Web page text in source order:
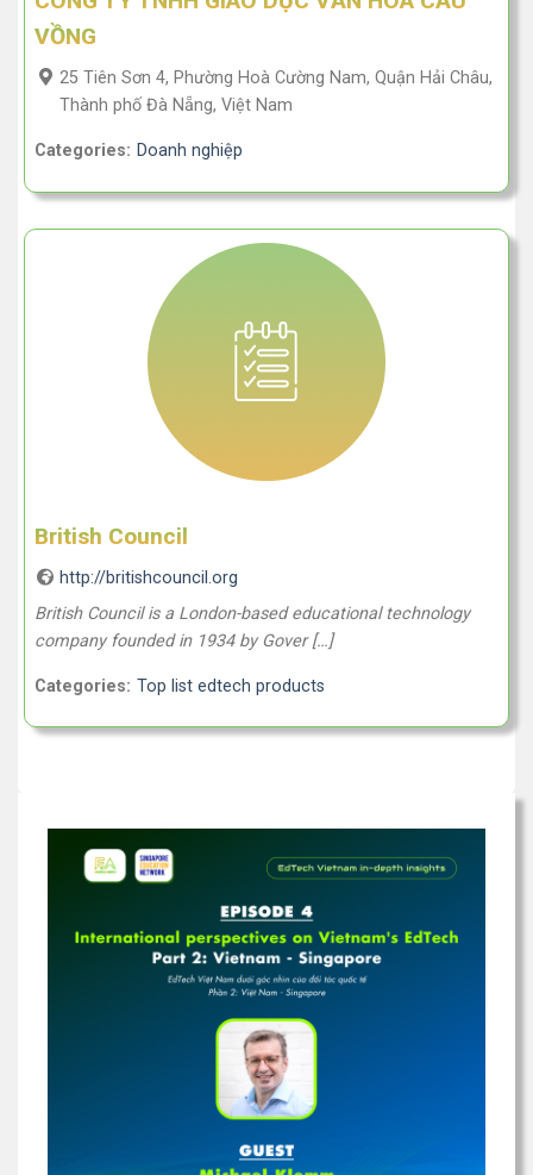
VỒNG
25 Tiên Sơn 4, Phường Hoà Cường Nam, Quận Hải Châu,
Thành phố Đà Nẵng, Việt Nam
Categories: Doanh nghiệp
British Council
http://britishcouncil.org
British Council is a London-based educational technology
company founded in 1934 by Gover […]
Categories: Top list edtech products